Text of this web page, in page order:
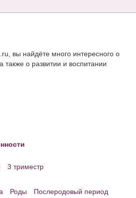
вы найдёте много интересного о
также о развитии и воспитании
3 триместр
Роды
Послеродовый период